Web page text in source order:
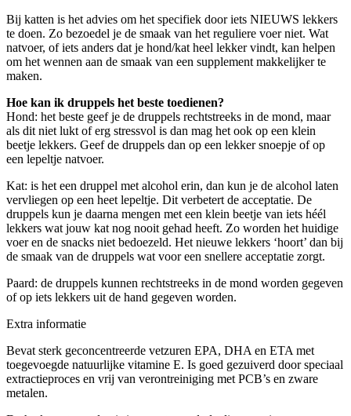
Bij katten is het advies om het specifiek door iets NIEUWS lekkers
te doen. Zo bezoedel je de smaak van het reguliere voer niet. Wat
natvoer, of iets anders dat je hond/kat heel lekker vindt, kan helpen
om het wennen aan de smaak van een supplement makkelijker te
maken.
Hoe kan ik druppels het beste toedienen?
Hond: het beste geef je de druppels rechtstreeks in de mond, maar
als dit niet lukt of erg stressvol is dan mag het ook op een klein
beetje lekkers. Geef de druppels dan op een lekker snoepje of op
een lepeltje natvoer.
Kat: is het een druppel met alcohol erin, dan kun je de alcohol laten
vervliegen op een heet lepeltje. Dit verbetert de acceptatie. De
druppels kun je daarna mengen met een klein beetje van iets héél
lekkers wat jouw kat nog nooit gehad heeft. Zo worden het huidige
voer en de snacks niet bedoezeld. Het nieuwe lekkers ‘hoort’ dan bij
de smaak van de druppels wat voor een snellere acceptatie zorgt.
Paard: de druppels kunnen rechtstreeks in de mond worden gegeven
of op iets lekkers uit de hand gegeven worden.
Extra informatie
Bevat sterk geconcentreerde vetzuren EPA, DHA en ETA met
toegevoegde natuurlijke vitamine E. Is goed gezuiverd door speciaal
extractieproces en vrij van verontreiniging met PCB’s en zware
metalen.